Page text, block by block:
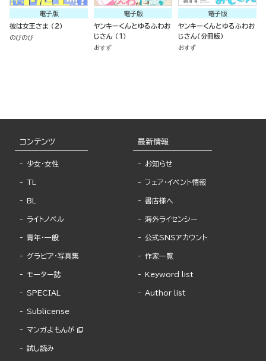
電子版
彼は女王さま （2）
のびのび
電子版
ヤンキーくんとゆるふわお
じさん （1）
おすず
電子版
ヤンキーくんとゆるふわお
じさん（分冊版）
おすず
コンテンツ
少女・女性
TL
BL
ライトノベル
青年・一般
グラビア・写真集
モーター誌
SPECIAL
Sublicense
マンガよもんが
試し読み
最新情報
お知らせ
フェア・イベント情報
書店様へ
海外ライセンシー
公式SNSアカウント
作家一覧
Keyword list
Author list